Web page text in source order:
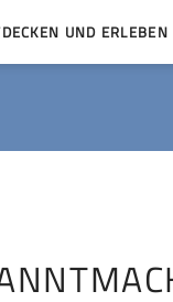
UND ERLEBEN